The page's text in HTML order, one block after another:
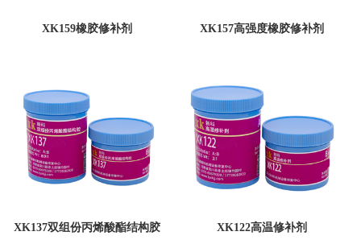
XK159橡胶修补剂 XK157高强度橡胶修补剂
XK137双组份丙烯酸酯结构胶 XK122高温修补剂